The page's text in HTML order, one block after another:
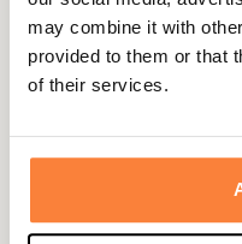
may combine it with
provided to them or that
of their services.
Chemisier Elishaw
114,95 €